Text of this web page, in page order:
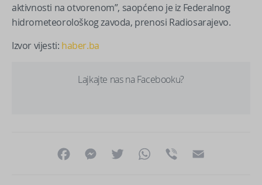
aktivnosti na otvorenom”, saopćeno je iz Federalnog
hidrometeorološkog zavoda, prenosi Radiosarajevo.
Izvor vijesti: haber.ba
Lajkajte nas na Facebooku?
FacebookMessenger
Twitter WhatsApp
Viber